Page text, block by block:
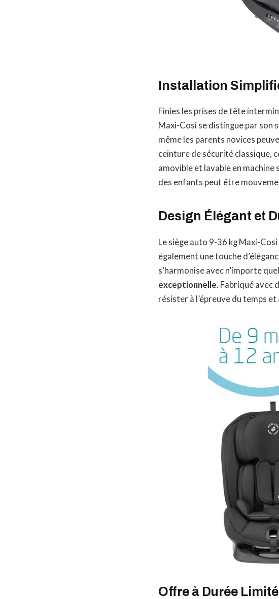
Installation
Finies les prises de tête
Maxi-Cosi se distingue par son
même les parents novices
ceinture de sécurité classique,
amovible et lavable en machine
des enfants peut être
Design Élégant et
Le siège auto 9-36 kg Maxi-
également une touche
s’harmonise avec n’importe
exceptionnelle. Fabriqué avec
résister à l’épreuve du temps
Offre à Durée